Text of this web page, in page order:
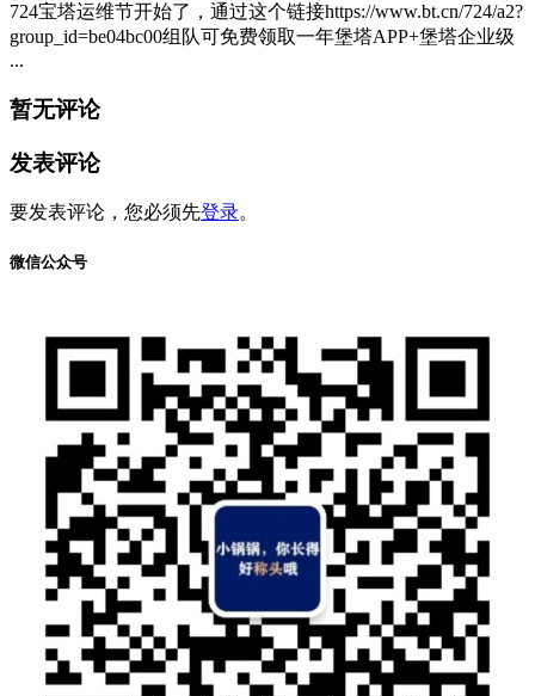
724宝塔运维节开始了，通过这个链接https://www.bt.cn/724/a2?
group_id=be04bc00组队可免费领取一年堡塔APP+堡塔企业级
...
暂无评论
发表评论
要发表评论，您必须先登录。
微信公众号